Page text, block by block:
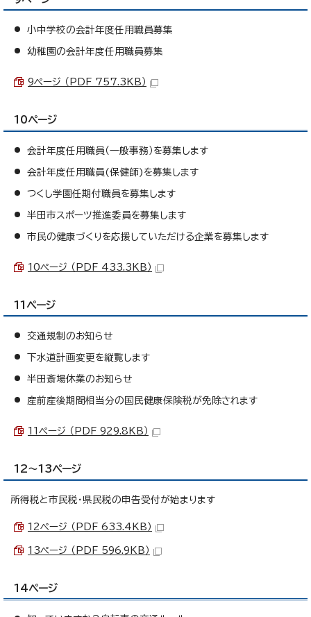
小中学校の会計年度任用職員募集
幼稚園の会計年度任用職員募集
9ページ （PDF 757.3KB）
10ページ
会計年度任用職員（一般事務）を募集します
会計年度任用職員(保健師)を募集します
つくし学園任期付職員を募集します
半田市スポーツ推進委員を募集します
市民の健康づくりを応援していただける企業を募集します
10ページ （PDF 433.3KB）
11ページ
交通規制のお知らせ
下水道計画変更を縦覧します
半田斎場休業のお知らせ
産前産後期間相当分の国民健康保険税が免除されます
11ページ （PDF 929.8KB）
12～13ページ
所得税と市民税・県民税の申告受付が始まります
12ページ （PDF 633.4KB）
13ページ （PDF 596.9KB）
14ページ